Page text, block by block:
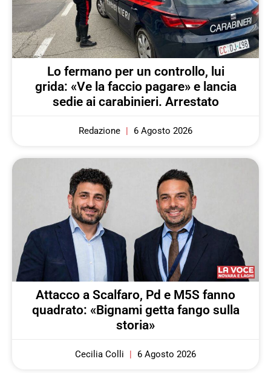
Lo fermano per un controllo, lui
grida: «Ve la faccio pagare» e lancia
sedie ai carabinieri. Arrestato
Redazione 6 Agosto 2026
Attacco a Scalfaro, Pd e M5S fanno
quadrato: «Bignami getta fango sulla
storia»
Cecilia Colli 6 Agosto 2026